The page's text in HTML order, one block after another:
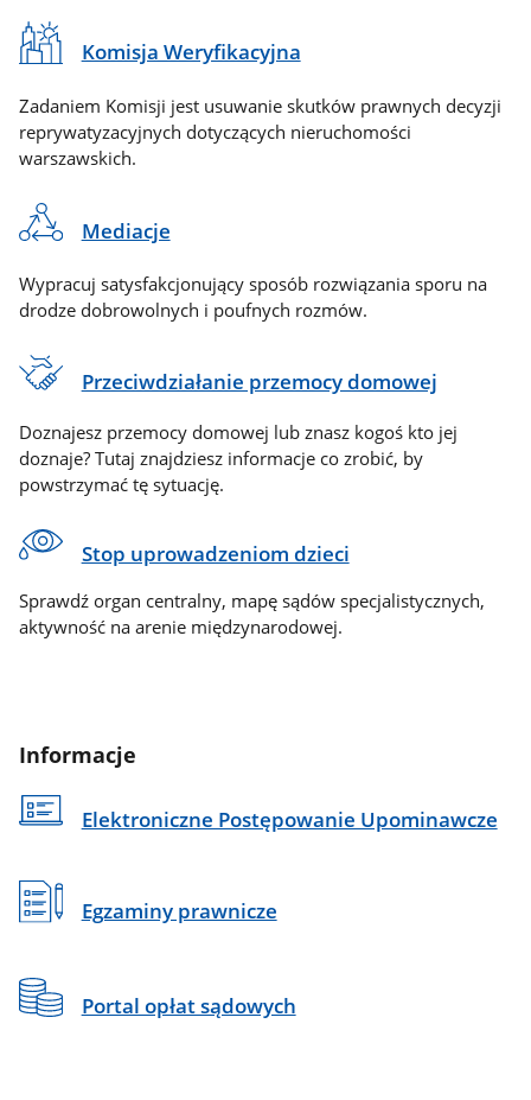
Komisja Weryfikacyjna
Zadaniem Komisji jest usuwanie skutków prawnych decyzji
reprywatyzacyjnych dotyczących nieruchomości
warszawskich.
Mediacje
Wypracuj satysfakcjonujący sposób rozwiązania sporu na
drodze dobrowolnych i poufnych rozmów.
Przeciwdziałanie przemocy domowej
Doznajesz przemocy domowej lub znasz kogoś kto jej
doznaje? Tutaj znajdziesz informacje co zrobić, by
powstrzymać tę sytuację.
Stop uprowadzeniom dzieci
Sprawdź organ centralny, mapę sądów specjalistycznych,
aktywność na arenie międzynarodowej.
Informacje
Elektroniczne Postępowanie Upominawcze
Egzaminy prawnicze
Portal opłat sądowych